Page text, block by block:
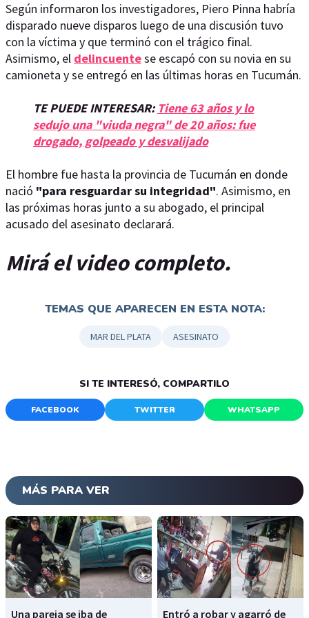
Según informaron los investigadores, Piero Pinna habría
disparado nueve disparos luego de una discusión tuvo
con la víctima y que terminó con el trágico final.
Asimismo, el delincuentese escapó con su novia en su
camioneta y se entregó en las últimas horas en Tucumán.
TE PUEDE INTERESAR: Tiene 63 años y lo
sedujo una "viuda negra" de 20 años: fue
drogado, golpeado y desvalijado
El hombre fue hasta la provincia de Tucumán en donde
nació "para resguardar su integridad". Asimismo, en
las próximas horas junto a su abogado, el principal
acusado del asesinato declarará.
Mirá el video completo.
TEMAS QUE APARECEN EN ESTA NOTA:
MAR DEL PLATA ASESINATO
SI TE INTERESÓ, COMPARTILO
FACEBOOK TWITTER WHATSAPP
MÁS PARA VER
Una pareja se iba de
Entró a robar y agarró de